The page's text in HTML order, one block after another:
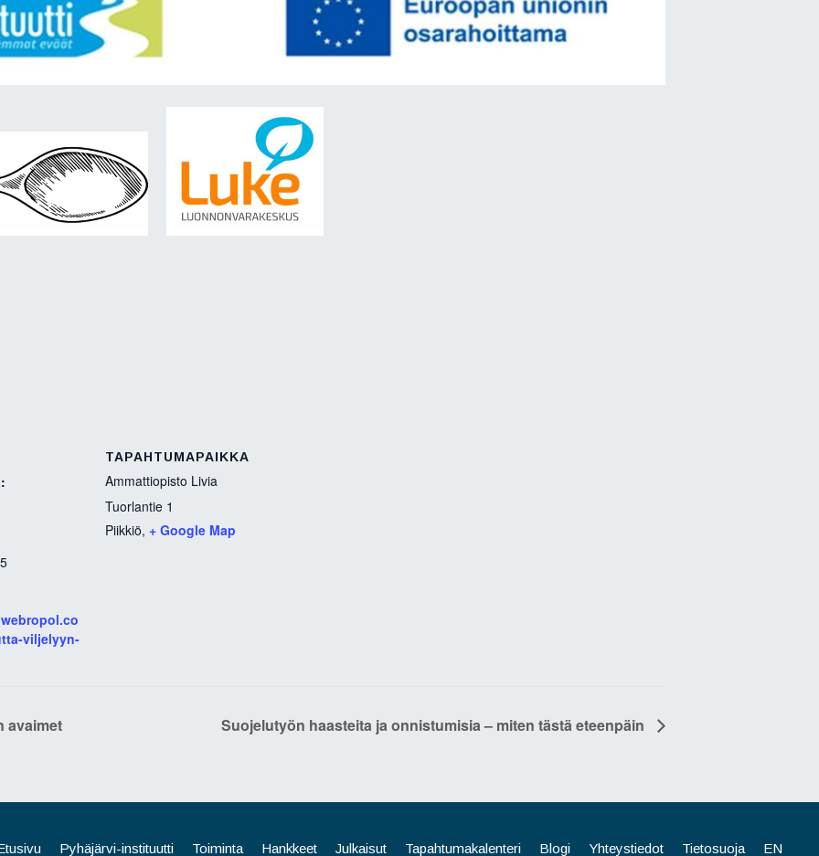
viljelyyn-
TAPAHTUMAPAIKKA
Ammattiopisto Livia
Tuorlantie 1
Piikkiö, + Google Map
avaimet Suojelutyön haasteita ja onnistumisia – miten tästä eteenpäin
Pyhäjärvi-instituutti Toiminta Hankkeet Julkaisut Tapahtumakalenteri Blogi Yhteystiedot Tietosuoja EN